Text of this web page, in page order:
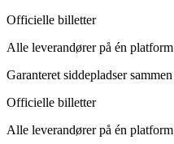
Officielle billetter
Alle leverandører på én platform
Garanteret siddepladser sammen
Officielle billetter
Alle leverandører på én platform